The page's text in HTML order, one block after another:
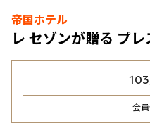
帝国ホテル
会